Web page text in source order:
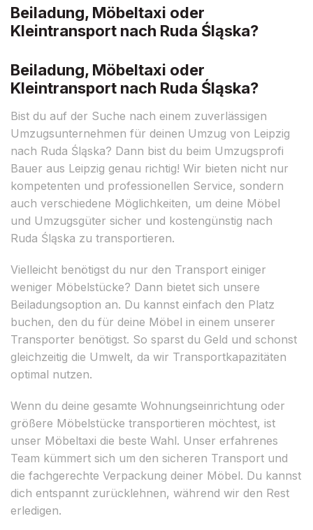
Beiladung, Möbeltaxi oder
Kleintransport nach Ruda Śląska?
Beiladung, Möbeltaxi oder
Kleintransport nach Ruda Śląska?
Bist du auf der Suche nach einem zuverlässigen
Umzugsunternehmen für deinen Umzug von Leipzig
nach Ruda Śląska? Dann bist du beim Umzugsprofi
Bauer aus Leipzig genau richtig! Wir bieten nicht nur
kompetenten und professionellen Service, sondern
auch verschiedene Möglichkeiten, um deine Möbel
und Umzugsgüter sicher und kostengünstig nach
Ruda Śląska zu transportieren.
Vielleicht benötigst du nur den Transport einiger
weniger Möbelstücke? Dann bietet sich unsere
Beiladungsoption an. Du kannst einfach den Platz
buchen, den du für deine Möbel in einem unserer
Transporter benötigst. So sparst du Geld und schonst
gleichzeitig die Umwelt, da wir Transportkapazitäten
optimal nutzen.
Wenn du deine gesamte Wohnungseinrichtung oder
größere Möbelstücke transportieren möchtest, ist
unser Möbeltaxi die beste Wahl. Unser erfahrenes
Team kümmert sich um den sicheren Transport und
die fachgerechte Verpackung deiner Möbel. Du kannst
dich entspannt zurücklehnen, während wir den Rest
erledigen.